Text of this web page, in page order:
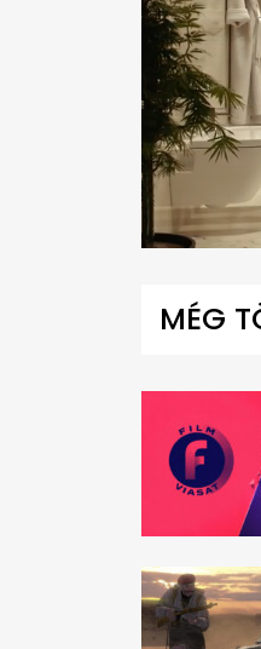
minute,
0%
MÉG